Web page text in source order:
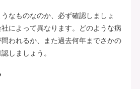
なものなのか、必ず確認しましょ
によって異なります。どのような病
われるか、また過去何年までさかの
しましょう。